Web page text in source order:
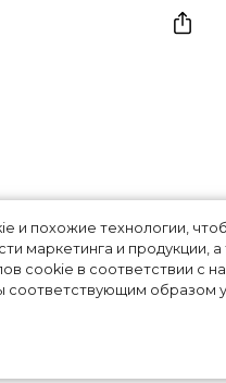
и похожие технологии,
маркетинга и
cookie в соответствии с
образом